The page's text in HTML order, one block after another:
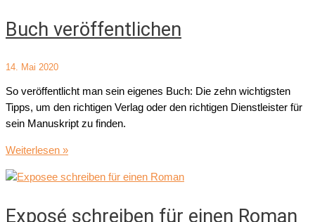
Buchlänge
entscheidet
Buch veröffentlichen
14. Mai 2020
So veröffentlicht man sein eigenes Buch: Die zehn wichtigsten
Tipps, um den richtigen Verlag oder den richtigen Dienstleister für
sein Manuskript zu finden.
Buch
Weiterlesen »
Exposé schreiben für einen Roman